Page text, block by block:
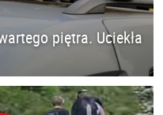
piętra. Uciekła